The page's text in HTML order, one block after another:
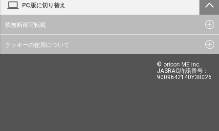
PC版に切り替え
禁無断複写転載
クッキーの使用について
© oricon ME inc.
JASRAC許諾番号：
9009642140Y38026